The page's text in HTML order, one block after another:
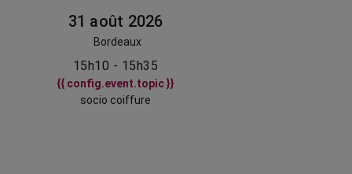
31 août 2026
Bordeaux
15h10 - 15h35
{{ config.event.topic }}
socio coiffure